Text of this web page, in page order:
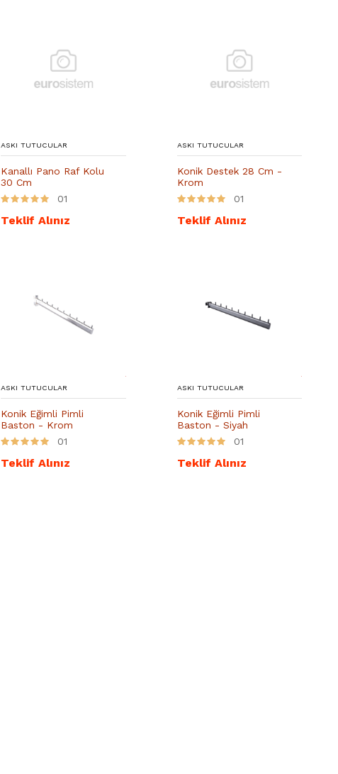
ASKI TUTUCULAR
Kanallı Pano Raf Kolu
30 Cm
01
Teklif Alınız
ASKI TUTUCULAR
Konik Destek 28 Cm -
Krom
01
Teklif Alınız
ASKI TUTUCULAR
Konik Eğimli Pimli
Baston - Krom
01
Teklif Alınız
ASKI TUTUCULAR
Konik Eğimli Pimli
Baston - Siyah
01
Teklif Alınız